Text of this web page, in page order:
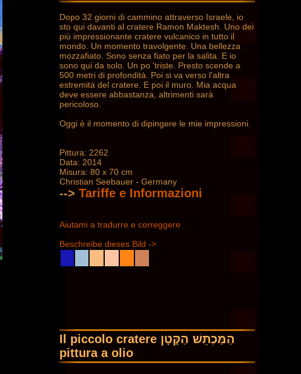
Dopo 32 giorni di cammino attraverso Israele, io
sto qui davanti al cratere Ramon Maktesh. Uno dei
più impressionante cratere vulcanico in tutto il
mondo. Un momento travolgente. Una bellezza
mozzafiato. Sono senza fiato per la salita. E io
sono qui da solo. Un po 'triste. Presto scende a
500 metri di profondità. Poi si va verso l'altra
estremità del cratere. E poi il muro. Mia acqua
deve essere abbastanza, altrimenti sarà
pericoloso.
Oggi è il momento di dipingere le mie impressioni.
Pittura: 2262
Data: 2014
Misura: 80 x 70 cm
Christian Seebauer - Germany
--> Tariffe e Informazioni
Aiutami a tradurre e correggere
Beschreibe dieses Bild ->
Il piccolo cratere הַמַּכְתֵּשׁ הַקָּטָן
pittura a olio